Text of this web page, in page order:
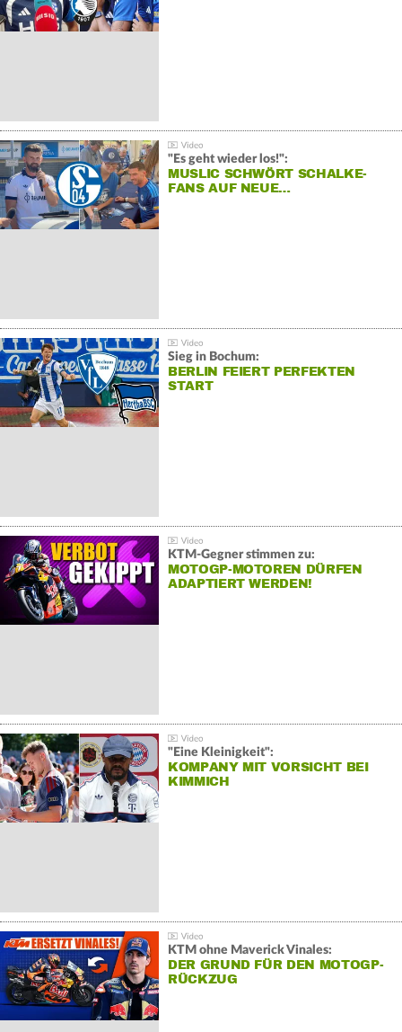
"Es geht wieder los!":
MUSLIC SCHWÖRT SCHALKE-
FANS AUF NEUE…
Sieg in Bochum:
BERLIN FEIERT PERFEKTEN
START
KTM-Gegner stimmen zu:
MOTOGP-MOTOREN DÜRFEN
ADAPTIERT WERDEN!
"Eine Kleinigkeit":
KOMPANY MIT VORSICHT BEI
KIMMICH
KTM ohne Maverick Vinales:
DER GRUND FÜR DEN MOTOGP-
RÜCKZUG